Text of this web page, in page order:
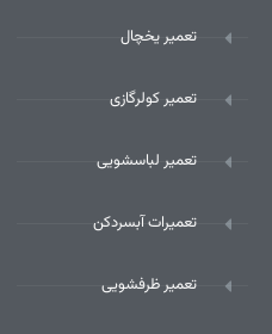
تعمیر یخچال
تعمیر کولرگازی
تعمیر لباسشویی
تعمیرات آبسردکن
تعمیر ظرفشویی